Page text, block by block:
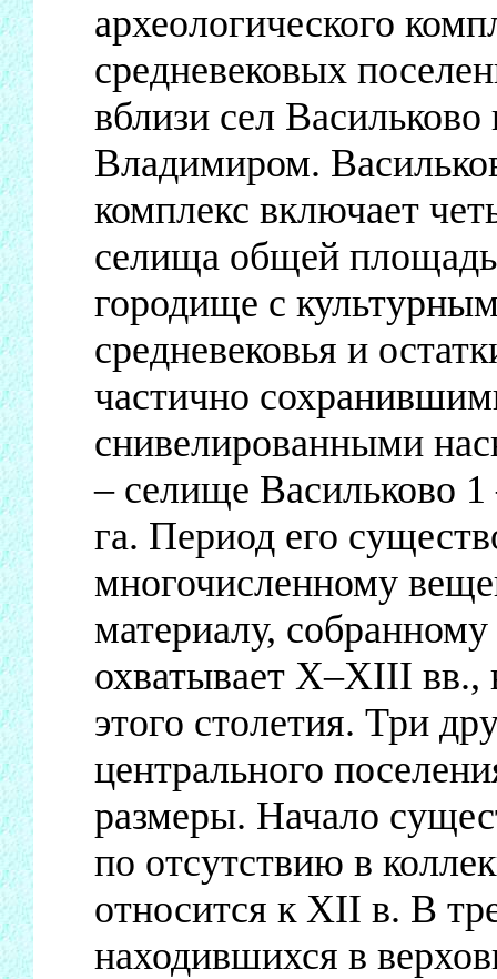
археологического
средневековых
вблизи сел
Владимиром.
комплекс включает
селища общей
городище с
средневековья и
частично
снивелированными
– селище Васильково
га. Период его
многочисленному
материалу,
охватывает X–XIII
этого столетия. Три
центрального
размеры. Начало
по отсутствию в
относится к XII в. В
находившихся в